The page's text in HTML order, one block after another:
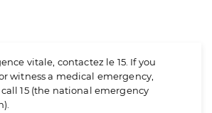
vitale, contactez le 15. If you
witness a medical emergency,
15 (the national emergency